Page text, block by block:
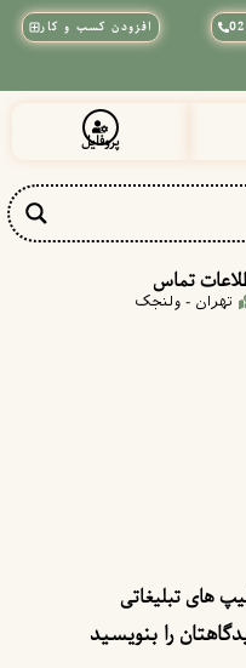
افزودن کسب و کار
پروفایل
تماس
تهران - ولنجک
های تبلیغاتی
را بنویسید